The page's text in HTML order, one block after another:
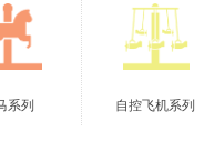
系列 自控飞机系列